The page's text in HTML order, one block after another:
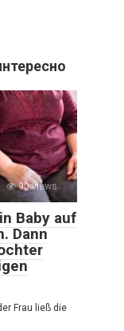
90 views
Baby auf
Dann
Frau ließ die